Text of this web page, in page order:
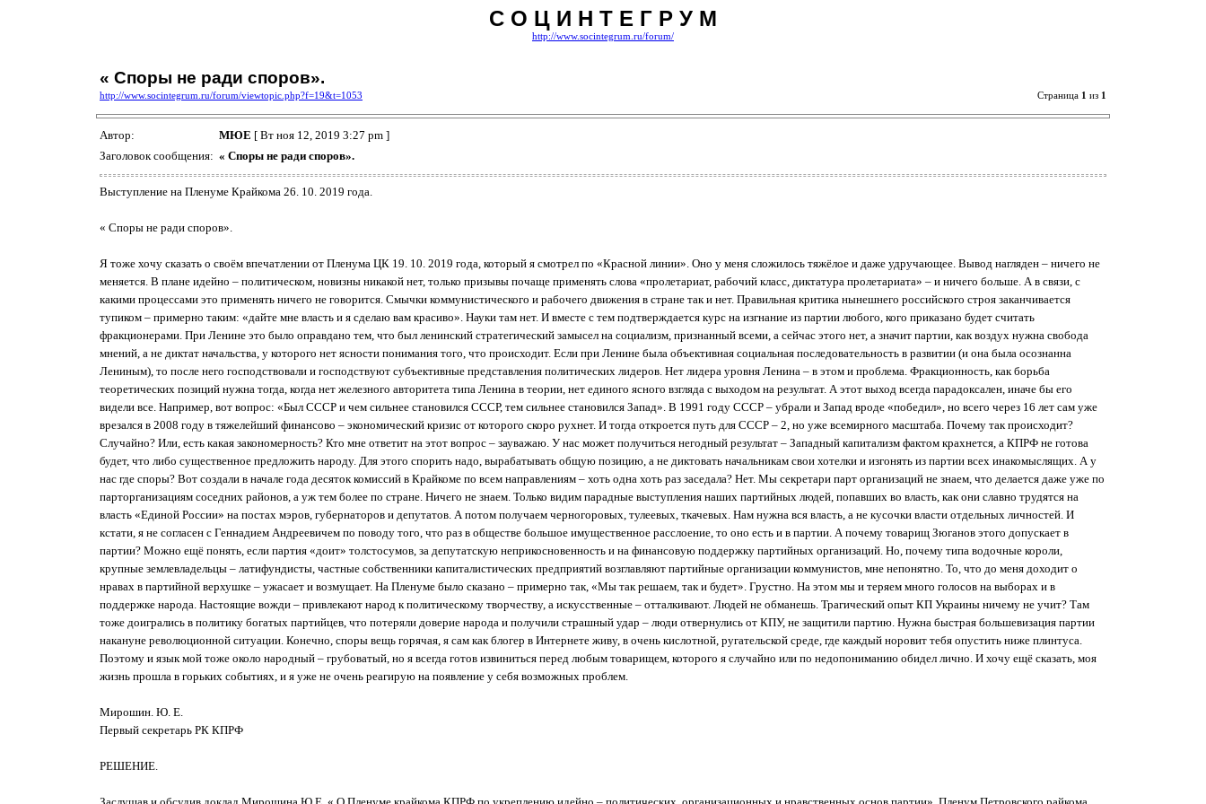
С О Ц И Н Т Е Г Р У М
http://www.socintegrum.ru/forum/
« Споры не ради споров».
http://www.socintegrum.ru/forum/viewtopic.php?f=19&t=1053 Страница 1 из 1
Автор: МЮЕ [ Вт ноя 12, 2019 3:27 pm ]
Заголовок сообщения: « Споры не ради споров».
Выступление на Пленуме Крайкома 26. 10. 2019 года.
« Споры не ради споров».
Я тоже хочу сказать о своём впечатлении от Пленума ЦК 19. 10. 2019 года, который я смотрел по «Красной линии». Оно у меня сложилось тяжёлое и даже удручающее. Вывод нагляден – ничего не
меняется. В плане идейно – политическом, новизны никакой нет, только призывы почаще применять слова «пролетариат, рабочий класс, диктатура пролетариата» – и ничего больше. А в связи, с
какими процессами это применять ничего не говорится. Смычки коммунистического и рабочего движения в стране так и нет. Правильная критика нынешнего российского строя заканчивается
тупиком – примерно таким: «дайте мне власть и я сделаю вам красиво». Науки там нет. И вместе с тем подтверждается курс на изгнание из партии любого, кого приказано будет считать
фракционерами. При Ленине это было оправдано тем, что был ленинский стратегический замысел на социализм, признанный всеми, а сейчас этого нет, а значит партии, как воздух нужна свобода
мнений, а не диктат начальства, у которого нет ясности понимания того, что происходит. Если при Ленине была объективная социальная последовательность в развитии (и она была осознанна
Лениным), то после него господствовали и господствуют субъективные представления политических лидеров. Нет лидера уровня Ленина – в этом и проблема. Фракционность, как борьба
теоретических позиций нужна тогда, когда нет железного авторитета типа Ленина в теории, нет единого ясного взгляда с выходом на результат. А этот выход всегда парадоксален, иначе бы его
видели все. Например, вот вопрос: «Был СССР и чем сильнее становился СССР, тем сильнее становился Запад». В 1991 году СССР – убрали и Запад вроде «победил», но всего через 16 лет сам уже
врезался в 2008 году в тяжелейший финансово – экономический кризис от которого скоро рухнет. И тогда откроется путь для СССР – 2, но уже всемирного масштаба. Почему так происходит?
Случайно? Или, есть какая закономерность? Кто мне ответит на этот вопрос – зауважаю. У нас может получиться негодный результат – Западный капитализм фактом крахнется, а КПРФ не готова
будет, что либо существенное предложить народу. Для этого спорить надо, вырабатывать общую позицию, а не диктовать начальникам свои хотелки и изгонять из партии всех инакомыслящих. А у
нас где споры? Вот создали в начале года десяток комиссий в Крайкоме по всем направлениям – хоть одна хоть раз заседала? Нет. Мы секретари парт организаций не знаем, что делается даже уже по
парторганизациям соседних районов, а уж тем более по стране. Ничего не знаем. Только видим парадные выступления наших партийных людей, попавших во власть, как они славно трудятся на
власть «Единой России» на постах мэров, губернаторов и депутатов. А потом получаем черногоровых, тулеевых, ткачевых. Нам нужна вся власть, а не кусочки власти отдельных личностей. И
кстати, я не согласен с Геннадием Андреевичем по поводу того, что раз в обществе большое имущественное расслоение, то оно есть и в партии. А почему товарищ Зюганов этого допускает в
партии? Можно ещё понять, если партия «доит» толстосумов, за депутатскую неприкосновенность и на финансовую поддержку партийных организаций. Но, почему типа водочные короли,
крупные землевладельцы – латифундисты, частные собственники капиталистических предприятий возглавляют партийные организации коммунистов, мне непонятно. То, что до меня доходит о
нравах в партийной верхушке – ужасает и возмущает. На Пленуме было сказано – примерно так, «Мы так решаем, так и будет». Грустно. На этом мы и теряем много голосов на выборах и в
поддержке народа. Настоящие вожди – привлекают народ к политическому творчеству, а искусственные – отталкивают. Людей не обманешь. Трагический опыт КП Украины ничему не учит? Там
тоже доигрались в политику богатых партийцев, что потеряли доверие народа и получили страшный удар – люди отвернулись от КПУ, не защитили партию. Нужна быстрая большевизация партии
накануне революционной ситуации. Конечно, споры вещь горячая, я сам как блогер в Интернете живу, в очень кислотной, ругательской среде, где каждый норовит тебя опустить ниже плинтуса.
Поэтому и язык мой тоже около народный – грубоватый, но я всегда готов извиниться перед любым товарищем, которого я случайно или по недопониманию обидел лично. И хочу ещё сказать, моя
жизнь прошла в горьких событиях, и я уже не очень реагирую на появление у себя возможных проблем.
Мирошин. Ю. Е.
Первый секретарь РК КПРФ
РЕШЕНИЕ.